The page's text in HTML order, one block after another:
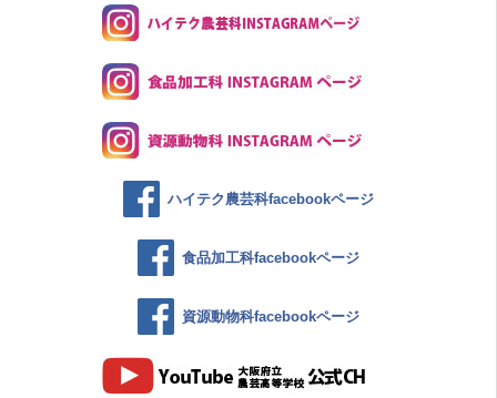
ハイテク農芸科facebookページ
食品加工科facebookページ
資源動物科facebookページ